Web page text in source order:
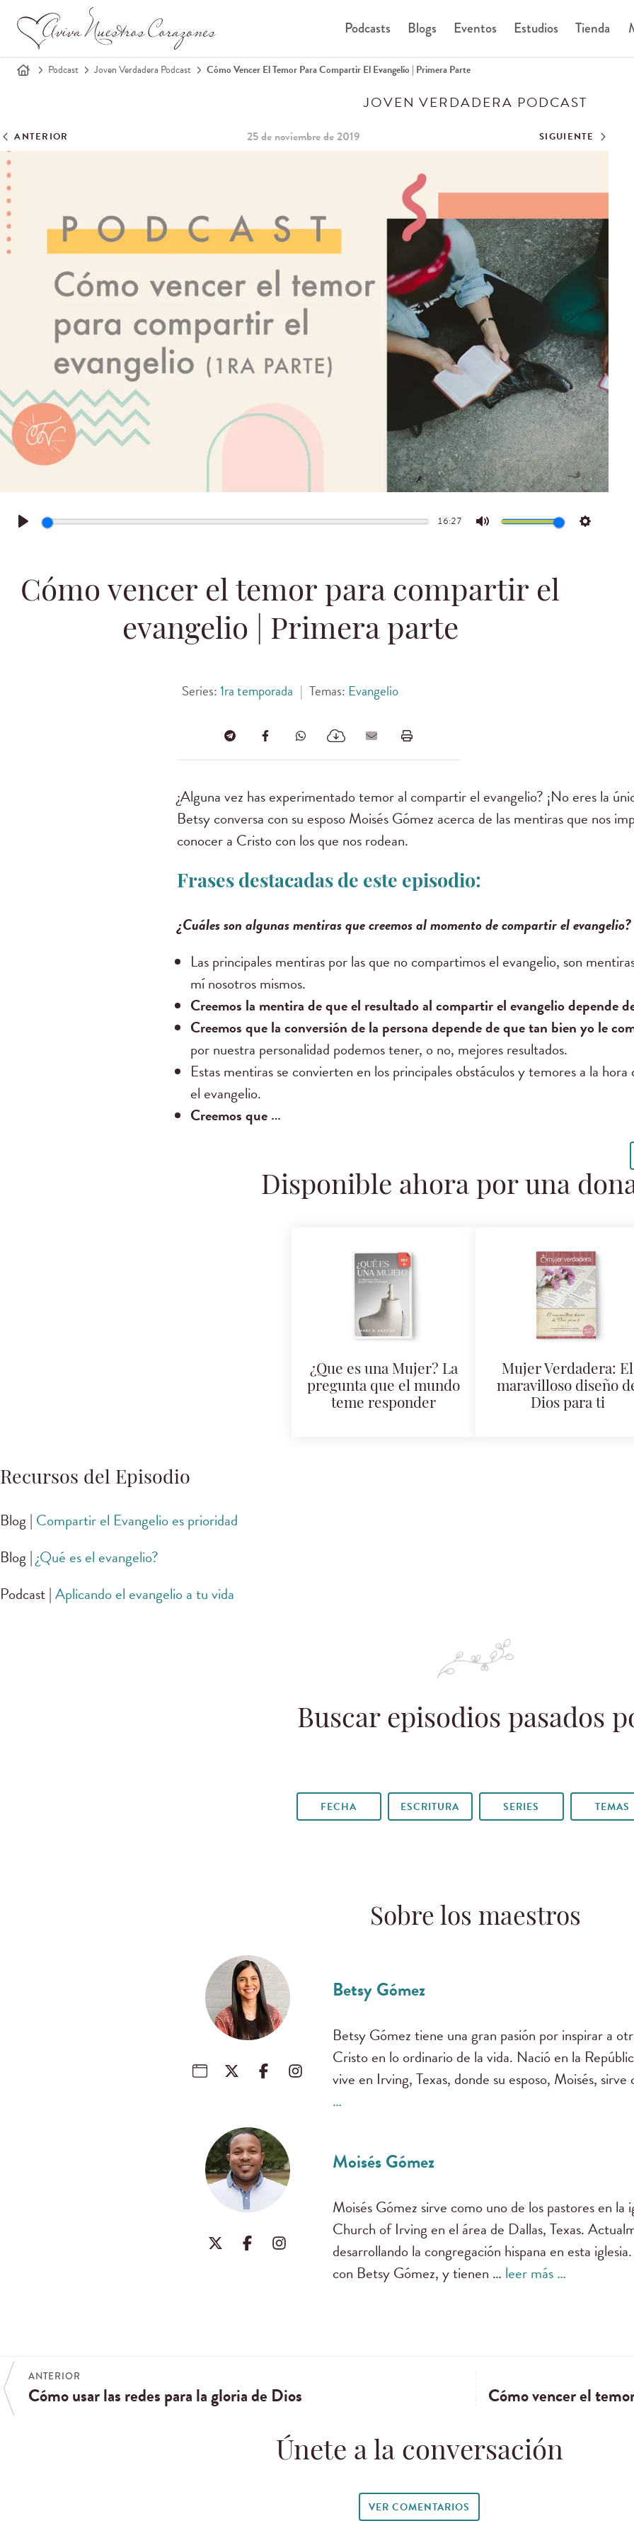
Podcasts Blogs Eventos Estudios Tienda
Podcast Joven Verdadera Podcast Cómo Vencer El Temor Para Compartir El Evangelio | Primera Parte
JOVEN VERDADERA PODCAST
ANTERIOR 25 de noviembre de 2019 SIGUIENTE
Play
16:27
Mute Settings
Cómo vencer el temor para compartir el
evangelio | Primera parte
Series:1ra temporada | Temas: Evangelio
¿Alguna vez has experimentado temor al compartir el evangelio? ¡No eres la
Betsy conversa con su esposo Moisés Gómez acerca de las mentiras que nos
conocer a Cristo con los que nos rodean.
Frases destacadas de este episodio:
¿Cuáles son algunas mentiras que creemos al momento de compartir el evangelio?
Las principales mentiras por las que no compartimos el evangelio, son
mí nosotros mismos.
Creemos la mentira de que el resultado al compartir el evangelio depende
Creemos que la conversión de la persona depende de que tan bien yo le
por nuestra personalidad podemos tener, o no, mejores resultados.
Estas mentiras se convierten en los principales obstáculos y temores a la
el evangelio.
Creemos que …
Disponible ahora por una
¿Que es una Mujer? La
pregunta que el mundo
teme responder
Mujer Verdadera: El
maravilloso diseño
Dios para ti
Recursos del Episodio
Blog | Compartir el Evangelio es prioridad
Blog |¿Qué es el evangelio?
Podcast |Aplicando el evangelio a tu vida
Buscar episodios pasados
FECHA ESCRITURA SERIES TEMAS
Sobre los maestros
Betsy Gómez
Betsy Gómez tiene una gran pasión por inspirar a
Cristo en lo ordinario de la vida. Nació en la
vive en Irving, Texas, donde su esposo, Moisés,
…
Moisés Gómez
Moisés Gómez sirve como uno de los pastores en la
Church of Irving en el área de Dallas, Texas.
desarrollando la congregación hispana en esta
con Betsy Gómez, y tienen … leer más …
ANTERIOR
Cómo usar las redes para la gloria de Dios Cómo vencer el
Únete a la conversación
VER COMENTARIOS